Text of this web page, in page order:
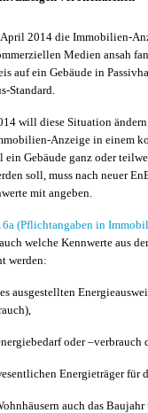
April 2014 die Immobilien-
Medien ansah
auf ein Gebäude in
Standard.
will diese Situation
Anzeige in einem
ein Gebäude ganz oder
soll, muss nach neuer
mit angeben.
(Pflichtangaben in
welche Kennwerte aus
werden:
ausgestellten
oder –verbrauch
Energieträger für
auch das